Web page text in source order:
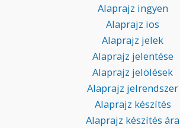
Alaprajz ingyen
Alaprajz ios
Alaprajz jelek
Alaprajz jelentése
Alaprajz jelölések
Alaprajz jelrendszer
Alaprajz készítés
Alaprajz készítés ára